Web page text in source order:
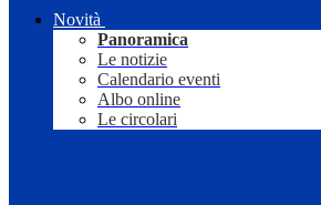
Novità
Panoramica
Le notizie
Calendario eventi
Albo online
Le circolari